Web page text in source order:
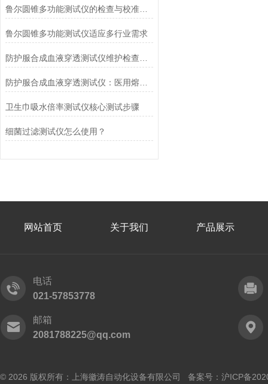
鲁尔圆锥多功能测试仪的检查与校准流程
鲁尔圆锥多功能测试仪适应多行业需求
卫生巾吸水倍率测试仪核心测试步骤
细菌过滤测试仪怎么使用？
网站首页 关于我们 产品展示
电话
021-57853778
邮箱
2081788225@qq.com
© 2026 版权所有：上海徽涛自动化设备有限公司 备案号： 沪ICP备